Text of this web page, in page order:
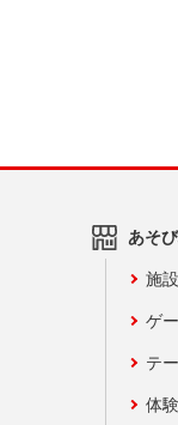
あそ
施
ゲ
テ
体